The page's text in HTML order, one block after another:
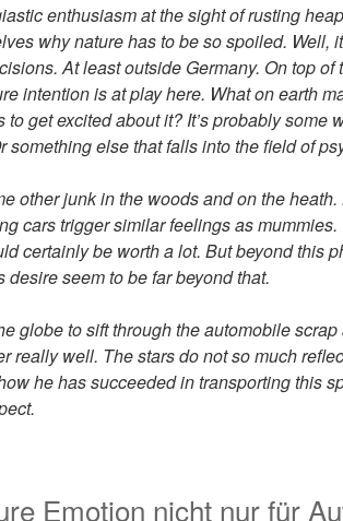
enthusiasm at the sight of rusting
why nature has to be so spoiled. Well,
At least outside Germany. On top
intention is at play here. What on earth
get excited about it? It’s probably some
something else that falls into the field of
other junk in the woods and on the heath.
cars trigger similar feelings as
certainly be worth a lot. But beyond this
desire seem to be far beyond that.
globe to sift through the automobile
really well. The stars do not so much
he has succeeded in transporting this
Emotion nicht nur für